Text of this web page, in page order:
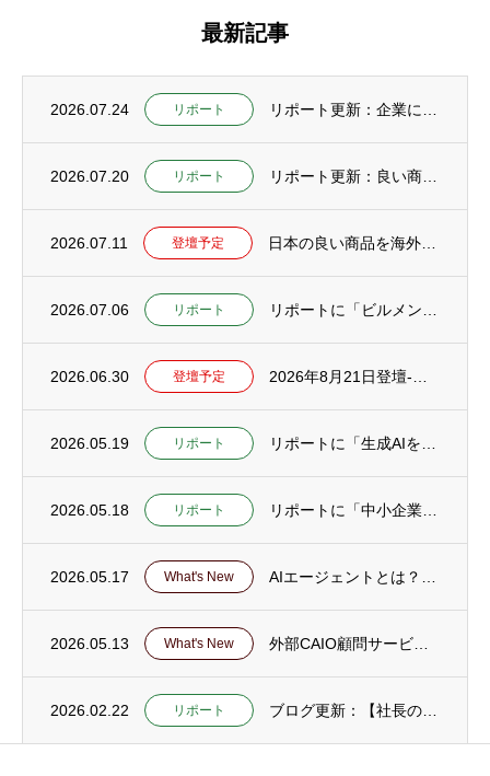
最新記事
2026.07.24 リポート リポート更新：企業にCAIOが必要な理由とは？社内に置けない企業が外部CAIOを活用す...
2026.07.20 リポート リポート更新：良い商品なのに売れない会社が増えている本当の理由【研究編：社長の仕事をA...
2026.07.11 登壇予定 日本の良い商品を海外へ広げるためのセミナー開催予定
2026.07.06 リポート リポートに「ビルメンテナンスフェア TOKYO2026に登壇」公開
2026.06.30 登壇予定 2026年8月21日登壇-徳島県 阿波麻植法人会「生成AI活用とAI詐欺」セミナー
2026.05.19 リポート リポートに「生成AIを社員に使わせても成果が出ない会社の共通点25｜失敗の正体と立て直...
2026.05.18 リポート リポートに「中小企業がAI活用で最初にやるべき「業務棚卸し」とは？」を公開
2026.05.17 What's New AIエージェントとは？解説ページ公開
2026.05.13 What's New 外部CAIO顧問サービスのページを公開
2026.02.22 リポート ブログ更新：【社長の仕事をAI・DXで軽くする応用編22～30】とアーカイブページ更新